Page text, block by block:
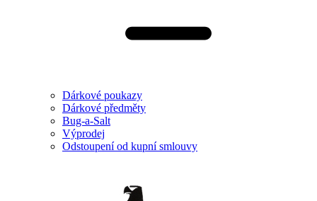
Dárkové poukazy
Dárkové předměty
Bug-a-Salt
Výprodej
Odstoupení od kupní smlouvy